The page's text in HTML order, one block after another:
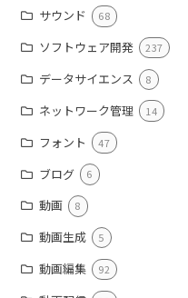
サウンド 68
ソフトウェア開発 237
データサイエンス 8
ネットワーク管理 14
フォント 47
ブログ 6
動画 8
動画生成 5
動画編集 92